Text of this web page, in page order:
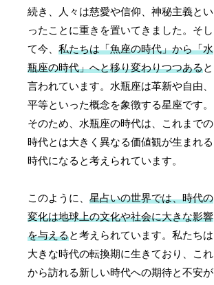
続き、人々は慈愛や信仰、神秘主義とい
ったことに重きを置いてきました。そし
て今、私たちは「魚座の時代」から「水
瓶座の時代」へと移り変わりつつあると
言われています。水瓶座は革新や自由、
平等といった概念を象徴する星座です。
そのため、水瓶座の時代は、これまでの
時代とは大きく異なる価値観が生まれる
時代になると考えられています。
このように、星占いの世界では、時代の
変化は地球上の文化や社会に大きな影響
を与えると考えられています。私たちは
大きな時代の転換期に生きており、これ
から訪れる新しい時代への期待と不安が